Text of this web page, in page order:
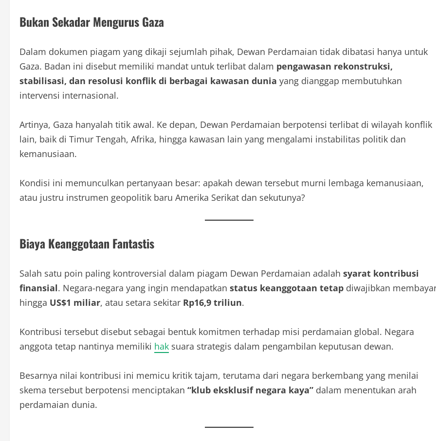
Bukan Sekadar Mengurus Gaza
Dalam dokumen piagam yang dikaji sejumlah pihak, Dewan Perdamaian tidak dibatasi hanya untuk
Gaza. Badan ini disebut memiliki mandat untuk terlibat dalam pengawasan rekonstruksi,
stabilisasi, dan resolusi konflik di berbagai kawasan dunia yang dianggap membutuhkan
intervensi internasional.
Artinya, Gaza hanyalah titik awal. Ke depan, Dewan Perdamaian berpotensi terlibat di wilayah konflik
lain, baik di Timur Tengah, Afrika, hingga kawasan lain yang mengalami instabilitas politik dan
kemanusiaan.
Kondisi ini memunculkan pertanyaan besar: apakah dewan tersebut murni lembaga kemanusiaan,
atau justru instrumen geopolitik baru Amerika Serikat dan sekutunya?
Biaya Keanggotaan Fantastis
Salah satu poin paling kontroversial dalam piagam Dewan Perdamaian adalah syarat kontribusi
finansial. Negara-negara yang ingin mendapatkan status keanggotaan tetap diwajibkan
hingga US$1 miliar, atau setara sekitar Rp16,9 triliun.
Kontribusi tersebut disebut sebagai bentuk komitmen terhadap misi perdamaian global. Negara
anggota tetap nantinya memiliki hak suara strategis dalam pengambilan keputusan dewan.
Besarnya nilai kontribusi ini memicu kritik tajam, terutama dari negara berkembang yang menilai
skema tersebut berpotensi menciptakan “klub eksklusif negara kaya” dalam menentukan arah
perdamaian dunia.